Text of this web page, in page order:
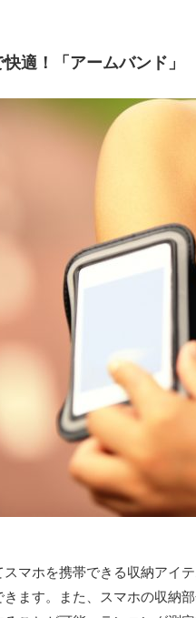
適！「アームバンド」
マホを携帯できる収納アイ
ます。また、スマホの収納